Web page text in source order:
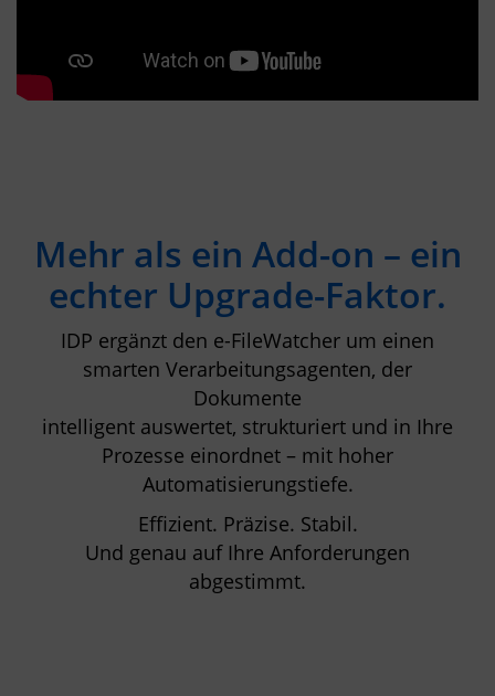
Mehr als ein Add-on – ein
echter Upgrade-Faktor.
IDP ergänzt den e-FileWatcher um einen
smarten Verarbeitungsagenten, der
Dokumente
intelligent auswertet, strukturiert und in Ihre
Prozesse einordnet – mit hoher
Automatisierungstiefe.
Effizient. Präzise. Stabil.
Und genau auf Ihre Anforderungen
abgestimmt.